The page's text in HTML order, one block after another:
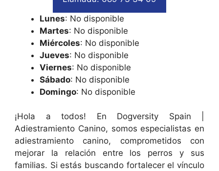
Lunes: No disponible
Martes: No disponible
Miércoles: No disponible
Jueves: No disponible
Viernes: No disponible
Sábado: No disponible
Domingo: No disponible
¡Hola a todos! En Dogversity Spain |
Adiestramiento Canino, somos especialistas en
adiestramiento canino, comprometidos con
mejorar la relación entre los perros y sus
familias. Si estás buscando fortalecer el vínculo